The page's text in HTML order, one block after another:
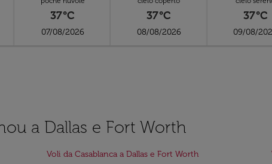
37°C
07/08/2026
37°C
08/08/2026
37°C
09/08/
a Dallas e Fort Worth
Voli da Casablanca a Dallas e Fort Worth